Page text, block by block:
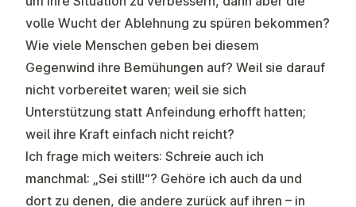
volle Wucht der Ablehnung zu spüren bekommen?
Wie viele Menschen geben bei diesem
Gegenwind ihre Bemühungen auf? Weil sie darauf
nicht vorbereitet waren; weil sie sich
Unterstützung statt Anfeindung erhofft hatten;
weil ihre Kraft einfach nicht reicht?
Ich frage mich weiters: Schreie auch ich
manchmal: „Sei still!“? Gehöre ich auch da und
dort zu denen, die andere zurück auf ihren – in